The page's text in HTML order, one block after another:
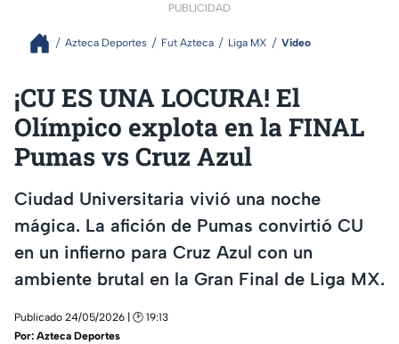
PUBLICIDAD
Azteca Deportes Fut Azteca Liga MX Video
¡CU ES UNA LOCURA! El
Olímpico explota en la FINAL
Pumas vs Cruz Azul
Ciudad Universitaria vivió una noche
mágica. La afición de Pumas convirtió CU
en un infierno para Cruz Azul con un
ambiente brutal en la Gran Final de Liga MX.
Publicado 24/05/2026 | 🕑 19:13
Por: Azteca Deportes